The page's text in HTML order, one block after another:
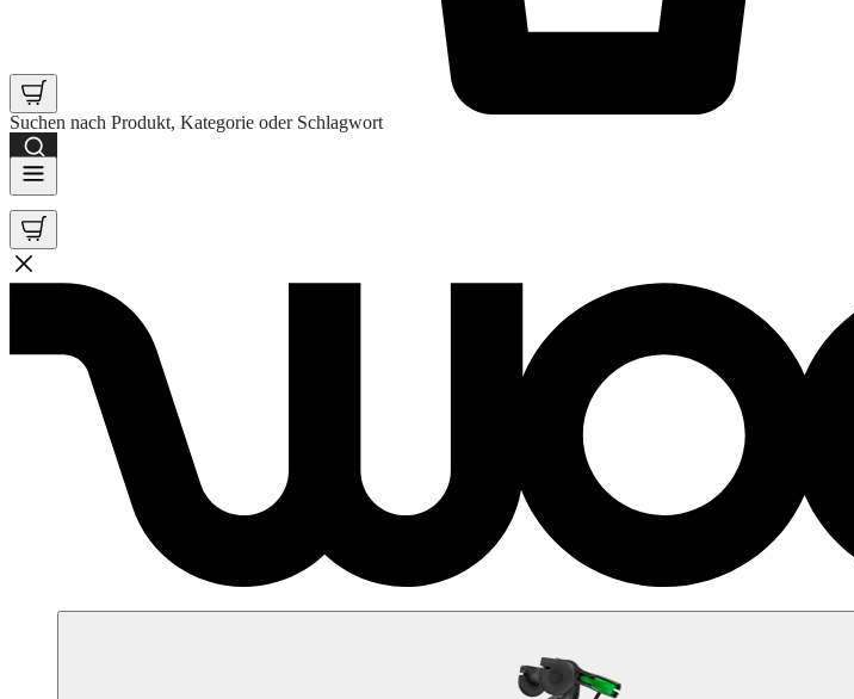
Suchen nach Produkt, Kategorie oder Schlagwort